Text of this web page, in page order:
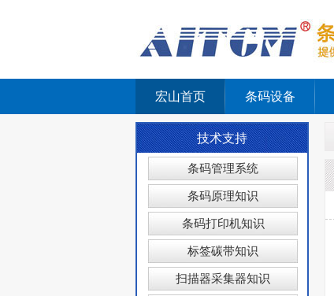
宏山首页 条码设备
技术支持
条码管理系统
条码原理知识
条码打印机知识
标签碳带知识
扫描器采集器知识